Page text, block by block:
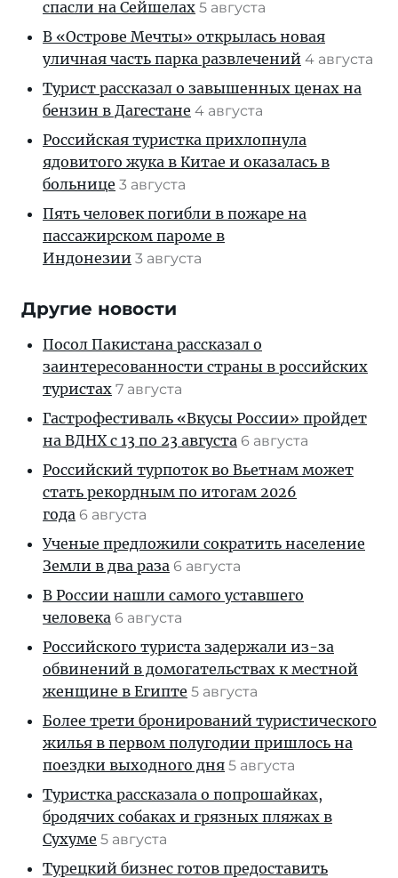
спасли на Сейшелах 5 августа
В «Острове Мечты» открылась новая
уличная часть парка развлечений 4 августа
Турист рассказал о завышенных ценах на
бензин в Дагестане 4 августа
Российская туристка прихлопнула
ядовитого жука в Китае и оказалась в
больнице 3 августа
Пять человек погибли в пожаре на
пассажирском пароме в
Индонезии 3 августа
Другие новости
Посол Пакистана рассказал о
заинтересованности страны в российских
туристах 7 августа
Гастрофестиваль «Вкусы России» пройдет
на ВДНХ с 13 по 23 августа 6 августа
Российский турпоток во Вьетнам может
стать рекордным по итогам 2026
года 6 августа
Ученые предложили сократить население
Земли в два раза 6 августа
В России нашли самого уставшего
человека 6 августа
Российского туриста задержали из-за
обвинений в домогательствах к местной
женщине в Египте 5 августа
Более трети бронирований туристического
жилья в первом полугодии пришлось на
поездки выходного дня 5 августа
Туристка рассказала о попрошайках,
бродячих собаках и грязных пляжах в
Сухуме 5 августа
Турецкий бизнес готов предоставить